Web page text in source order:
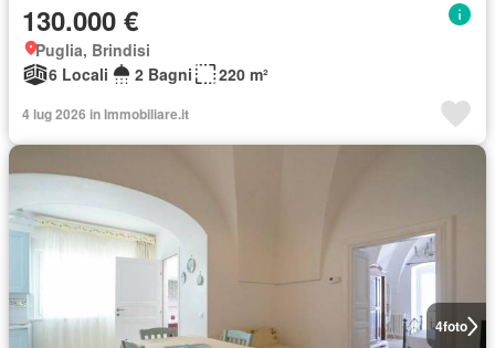
130.000 €
Puglia, Brindisi
6 Locali
2 Bagni 220 m²
4 lug 2026 in Immobiliare.it
4foto